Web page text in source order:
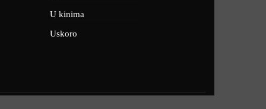
U kinima
Uskoro